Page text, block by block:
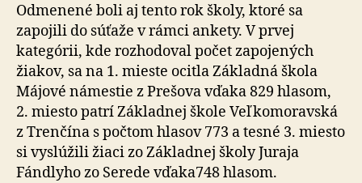
Odmenené boli aj tento rok školy, ktoré sa
zapojili do súťaže v rámci ankety. V prvej
kategórii, kde rozhodoval počet zapojených
žiakov, sa na 1. mieste ocitla Základná škola
Májové námestie z Prešova vďaka 829 hlasom,
2. miesto patrí Základnej škole Veľkomoravská
z Trenčína s počtom hlasov 773 a tesné 3. miesto
si vyslúžili žiaci zo Základnej školy Juraja
Fándlyho zo Serede vďaka748 hlasom.